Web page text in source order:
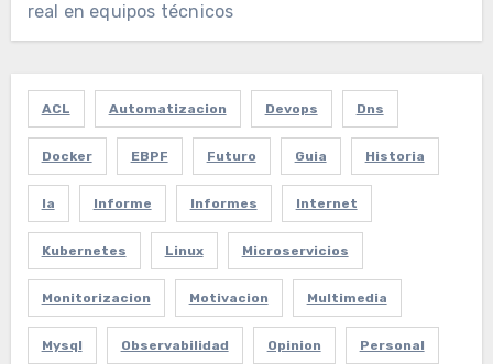
real en equipos técnicos
ACL Automatizacion Devops Dns
Docker EBPF Futuro Guia Historia
Ia Informe Informes Internet
Kubernetes Linux Microservicios
Monitorizacion Motivacion Multimedia
Mysql Observabilidad Opinion Personal